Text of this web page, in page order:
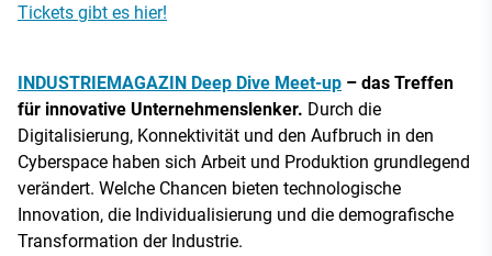
Tickets gibt es hier!
INDUSTRIEMAGAZIN Deep Dive Meet-up – das Treffen
für innovative Unternehmenslenker. Durch die
Digitalisierung, Konnektivität und den Aufbruch in den
Cyberspace haben sich Arbeit und Produktion grundlegend
verändert. Welche Chancen bieten technologische
Innovation, die Individualisierung und die demografische
Transformation der Industrie.